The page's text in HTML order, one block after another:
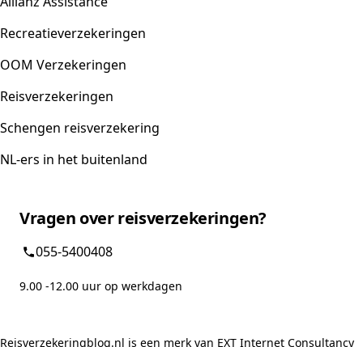
Recreatieverzekeringen
OOM Verzekeringen
Reisverzekeringen
Schengen reisverzekering
NL-ers in het buitenland
Vragen over reisverzekeringen?
055-5400408
9.00 -12.00 uur op werkdagen
Reisverzekeringblog.nl is een merk van EXT Internet Consultancy